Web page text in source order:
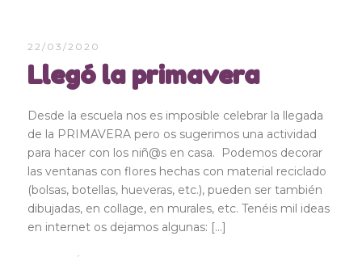
22/03/2020
Llegó la primavera
Desde la escuela nos es imposible celebrar la llegada
de la PRIMAVERA pero os sugerimos una actividad
para hacer con los niñ@s en casa. Podemos decorar
las ventanas con flores hechas con material reciclado
(bolsas, botellas, hueveras, etc.), pueden ser también
dibujadas, en collage, en murales, etc. Tenéis mil ideas
en internet os dejamos algunas: […]